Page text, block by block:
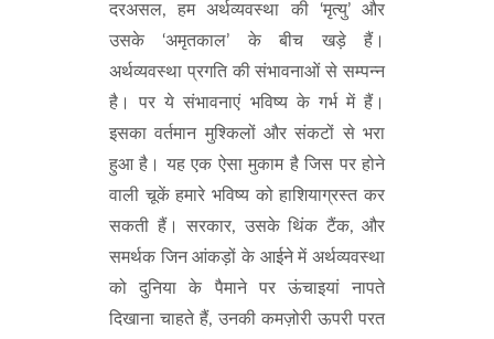
दरअसल, हम अर्थव्यवस्था की ‘मृत्यु’ और
उसके ‘अमृतकाल’ के बीच खड़े हैं।
अर्थव्यवस्था प्रगति की संभावनाओं से सम्पन्न
है। पर ये संभावनाएं भविष्य के गर्भ में हैं।
इसका वर्तमान मुश्किलों और संकटों से भरा
हुआ है। यह एक ऐसा मुकाम है जिस पर होने
वाली चूकें हमारे भविष्य को हाशियाग्रस्त कर
सकती हैं। सरकार, उसके थिंक टैंक, और
समर्थक जिन आंकड़ों के आईने में अर्थव्यवस्था
को दुनिया के पैमाने पर ऊंचाइयां नापते
दिखाना चाहते हैं, उनकी कमज़ोरी ऊपरी परत